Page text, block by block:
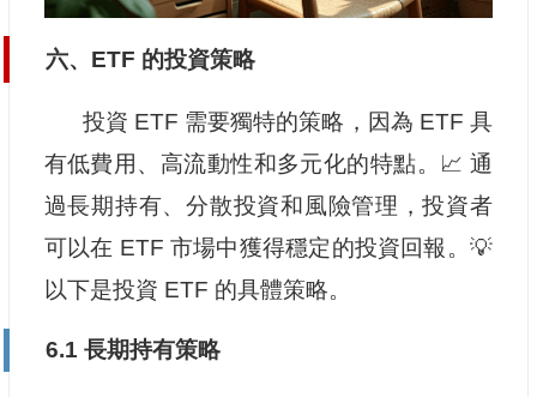
六、ETF 的投資策略
投資 ETF 需要獨特的策略，因為 ETF 具
有低費用、高流動性和多元化的特點。📈 通
過長期持有、分散投資和風險管理，投資者
可以在 ETF 市場中獲得穩定的投資回報。💡
以下是投資 ETF 的具體策略。
6.1 長期持有策略